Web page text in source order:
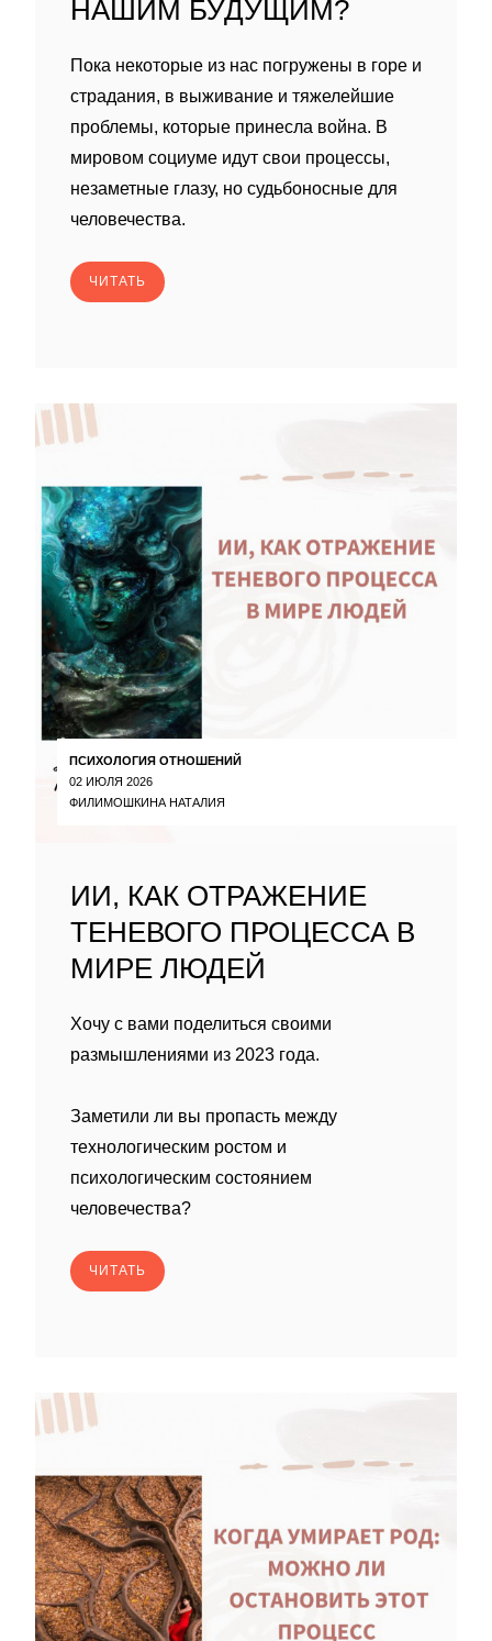
НАШИМ БУДУЩИМ?
Пока некоторые из нас погружены в горе и
страдания, в выживание и тяжелейшие
проблемы, которые принесла война. В
мировом социуме идут свои процессы,
незаметные глазу, но судьбоносные для
человечества.
ЧИТАТЬ
ПСИХОЛОГИЯ ОТНОШЕНИЙ
02 ИЮЛЯ 2026
ФИЛИМОШКИНА НАТАЛИЯ
ИИ, КАК ОТРАЖЕНИЕ
ТЕНЕВОГО ПРОЦЕССА В
МИРЕ ЛЮДЕЙ
Хочу с вами поделиться своими
размышлениями из 2023 года.
Заметили ли вы пропасть между
технологическим ростом и
психологическим состоянием
человечества?
ЧИТАТЬ